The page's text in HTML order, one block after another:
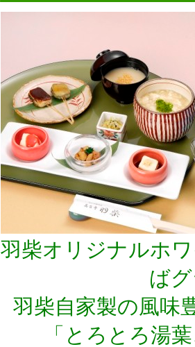
羽柴オリジナルホ
ば
羽柴自家製の風味
「とろとろ湯